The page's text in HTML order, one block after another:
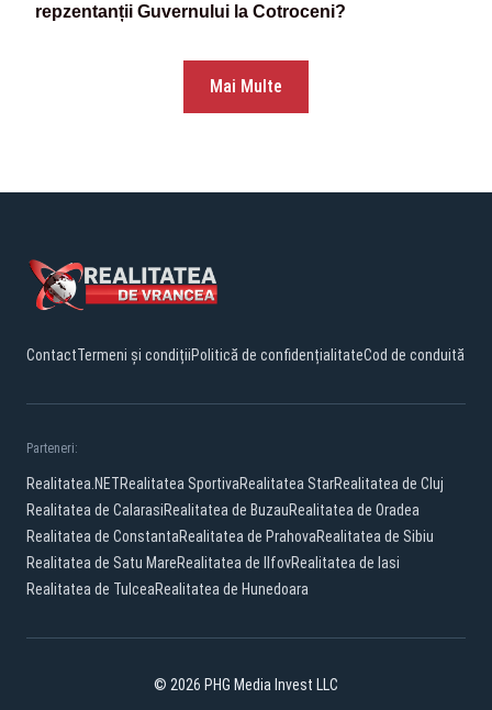
repzentanții Guvernului la Cotroceni?
Mai Multe
ContactTermeni și condițiiPolitică de confidențialitateCod de conduită
Parteneri:
Realitatea.NETRealitatea SportivaRealitatea StarRealitatea de Cluj
Realitatea de CalarasiRealitatea de BuzauRealitatea de Oradea
Realitatea de ConstantaRealitatea de PrahovaRealitatea de Sibiu
Realitatea de Satu MareRealitatea de IlfovRealitatea de Iasi
Realitatea de TulceaRealitatea de Hunedoara
© 2026 PHG Media Invest LLC